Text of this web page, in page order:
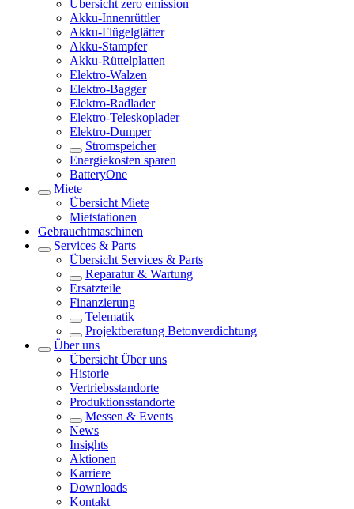
Übersicht zero emission
Akku-Innenrüttler
Akku-Flügelglätter
Akku-Stampfer
Akku-Rüttelplatten
Elektro-Walzen
Elektro-Bagger
Elektro-Radlader
Elektro-Teleskoplader
Elektro-Dumper
Stromspeicher
Energiekosten sparen
BatteryOne
Miete
Übersicht Miete
Mietstationen
Gebrauchtmaschinen
Services & Parts
Übersicht Services & Parts
Reparatur & Wartung
Ersatzteile
Finanzierung
Telematik
Projektberatung Betonverdichtung
Über uns
Übersicht Über uns
Historie
Vertriebsstandorte
Produktionsstandorte
Messen & Events
News
Insights
Aktionen
Karriere
Downloads
Kontakt